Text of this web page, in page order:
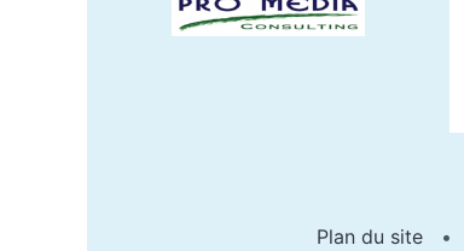
Plan du site